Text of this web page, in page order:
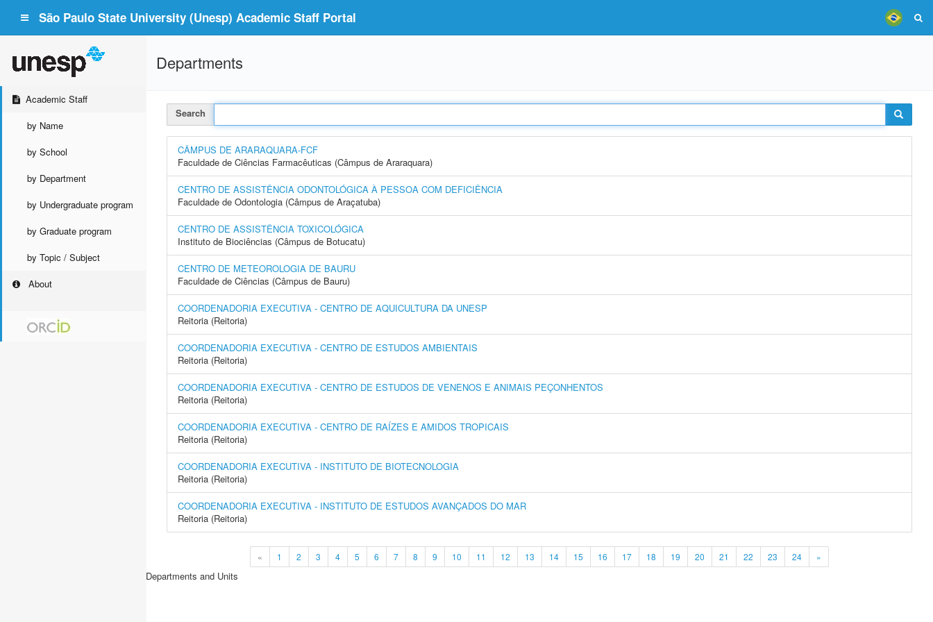
São Paulo State University (Unesp) Academic Staff Portal
Academic Staff
by Name
by School
by Department
by Undergraduate program
by Graduate program
by Topic / Subject
About
Departments
Search
CÂMPUS DE ARARAQUARA-FCF
Faculdade de Ciências Farmacêuticas (Câmpus de Araraquara)
CENTRO DE ASSISTÊNCIA ODONTOLÓGICA À PESSOA COM DEFICIÊNCIA
Faculdade de Odontologia (Câmpus de Araçatuba)
CENTRO DE ASSISTÊNCIA TOXICOLÓGICA
Instituto de Biociências (Câmpus de Botucatu)
CENTRO DE METEOROLOGIA DE BAURU
Faculdade de Ciências (Câmpus de Bauru)
COORDENADORIA EXECUTIVA - CENTRO DE AQUICULTURA DA UNESP
Reitoria (Reitoria)
COORDENADORIA EXECUTIVA - CENTRO DE ESTUDOS AMBIENTAIS
Reitoria (Reitoria)
COORDENADORIA EXECUTIVA - CENTRO DE ESTUDOS DE VENENOS E ANIMAIS PEÇONHENTOS
Reitoria (Reitoria)
COORDENADORIA EXECUTIVA - CENTRO DE RAÍZES E AMIDOS TROPICAIS
Reitoria (Reitoria)
COORDENADORIA EXECUTIVA - INSTITUTO DE BIOTECNOLOGIA
Reitoria (Reitoria)
COORDENADORIA EXECUTIVA - INSTITUTO DE ESTUDOS AVANÇADOS DO MAR
Reitoria (Reitoria)
« 1 2 3 4 5 6 7 8 9 10 11 12 13 14 15 16 17 18 19 20 21 22 23 24 »
Departments and Units